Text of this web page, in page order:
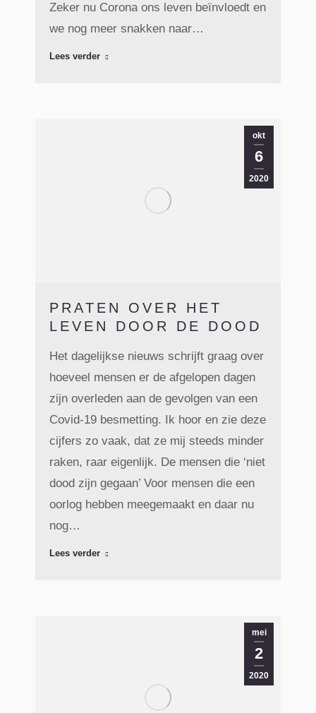
Zeker nu Corona ons leven beïnvloedt en
we nog meer snakken naar…
Lees verder
okt
6
2020
PRATEN OVER HET
LEVEN DOOR DE DOOD
Het dagelijkse nieuws schrijft graag over
hoeveel mensen er de afgelopen dagen
zijn overleden aan de gevolgen van een
Covid-19 besmetting. Ik hoor en zie deze
cijfers zo vaak, dat ze mij steeds minder
raken, raar eigenlijk. De mensen die ‘niet
dood zijn gegaan’ Voor mensen die een
oorlog hebben meegemaakt en daar nu
nog…
Lees verder
mei
2
2020